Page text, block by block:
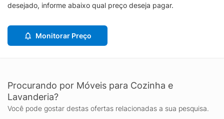
desejado, informe abaixo qual preço deseja pagar.
Monitorar Preço
Procurando por Móveis para Cozinha e
Lavanderia?
Você pode gostar destas ofertas relacionadas a sua pesquisa.